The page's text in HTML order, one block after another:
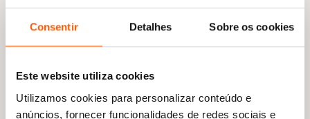
Consentir Detalhes Sobre os cookies
Este website utiliza cookies
Utilizamos cookies para personalizar conteúdo e
anúncios, fornecer funcionalidades de redes sociais e